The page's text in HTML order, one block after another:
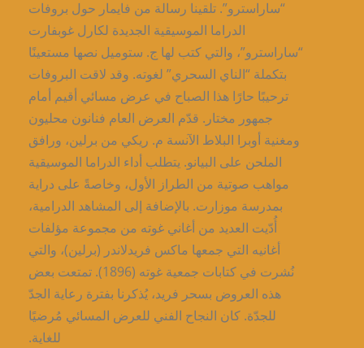
“ساراسترو”. تلقينا رسالة من فايمار حول بروفات
الدراما الموسيقية الجديدة لكارل غوبفارت
“ساراسترو”، والتي كتب لها ج. ستوميل نصها مستعينًا
بتكملة “الناي السحري” لغوته. وقد لاقت البروفات
ترحيبًا حارًا هذا الصباح في عرض مسائي أقيم أمام
جمهور مختار. قدّم العرض العام فنانون محليون
ومغنية أوبرا البلاط الآنسة م. ريكي من برلين، ورافق
الملحن على البيانو. يتطلب أداء الدراما الموسيقية
مواهب صوتية من الطراز الأول، وخاصةً على دراية
بمدرسة موزارت. بالإضافة إلى المشاهد الدرامية،
أُدّيت العديد من أغاني غوته من مجموعة مؤلفات
أغانيه التي جمعها ماكس فريدلاندر (برلين)، والتي
نُشرت في كتابات جمعية غوته (1896). تمتعت بعض
هذه العروض بسحر فريد، يُذكرنا بفترة رعاية الجدّ
للجدّة. كان النجاح الفني للعرض المسائي مُرضيًا
للغاية.